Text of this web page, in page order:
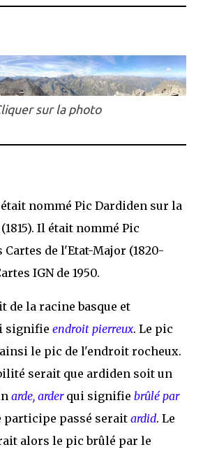
sur la photo
nommé Pic Dardiden sur la
Il était nommé Pic
de l'Etat-Major (1820-
IGN de 1950.
de la racine basque et
signifie endroit pierreux. Le pic
le pic de l'endroit rocheux.
serait que ardiden soit un
arde, arderqui signifie brûlé par
participe passé seraitardid. Le
alors le pic brûlé par le